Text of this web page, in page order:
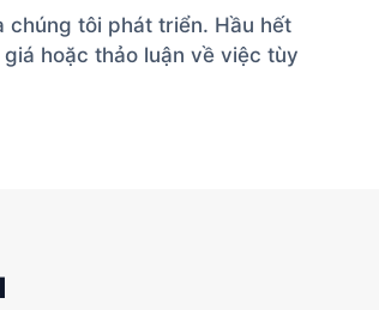
chúng tôi phát triển. Hầu hết
hoặc thảo luận về việc tùy